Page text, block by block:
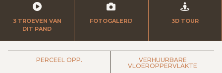
3 TROEVEN VAN
DIT PAND
FOTOGALERIJ 3D TOUR
PERCEEL OPP.
VERHUURBARE
VLOEROPPERVLAKTE